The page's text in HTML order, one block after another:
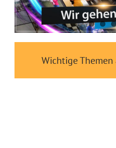
Wichtige